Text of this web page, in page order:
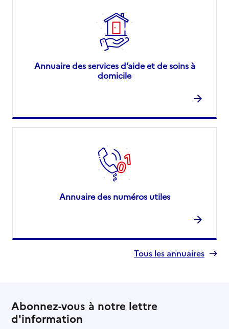
Annuaire des services d’aide et de soins à
domicile
Annuaire des numéros utiles
Tous les annuaires
Abonnez-vous à notre lettre
d'information